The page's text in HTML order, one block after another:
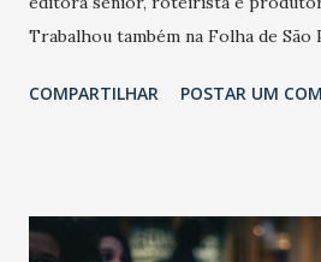
Trabalhou também na Folha de São
COMPARTILHAR POSTAR UM